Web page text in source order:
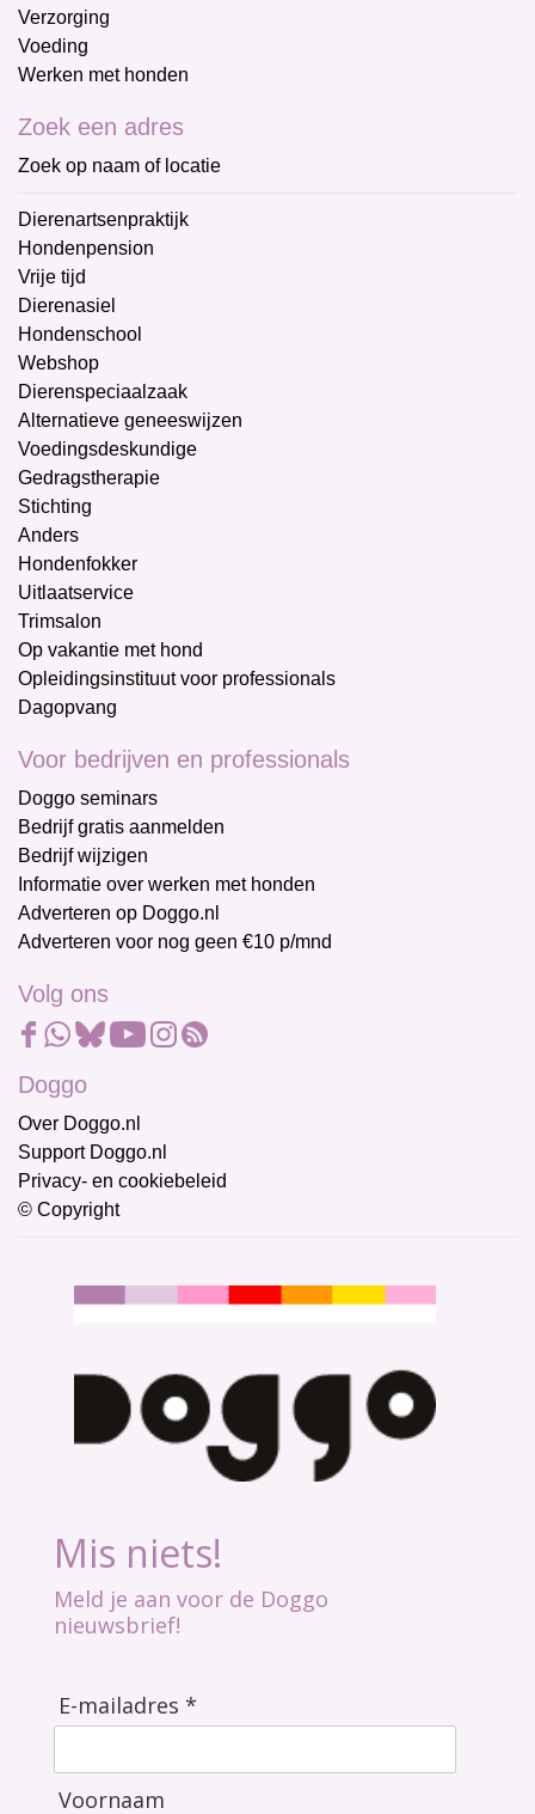
Verzorging
Voeding
Werken met honden
Zoek een adres
Zoek op naam of locatie
Dierenartsenpraktijk
Hondenpension
Vrije tijd
Dierenasiel
Hondenschool
Webshop
Dierenspeciaalzaak
Alternatieve geneeswijzen
Voedingsdeskundige
Gedragstherapie
Stichting
Anders
Hondenfokker
Uitlaatservice
Trimsalon
Op vakantie met hond
Opleidingsinstituut voor professionals
Dagopvang
Voor bedrijven en professionals
Doggo seminars
Bedrijf gratis aanmelden
Bedrijf wijzigen
Informatie over werken met honden
Adverteren op Doggo.nl
Adverteren voor nog geen €10 p/mnd
Volg ons
Doggo
Over Doggo.nl
Support Doggo.nl
Privacy- en cookiebeleid
© Copyright
Mis niets!
Meld je aan voor de Doggo
nieuwsbrief!
E-mailadres *
Voornaam